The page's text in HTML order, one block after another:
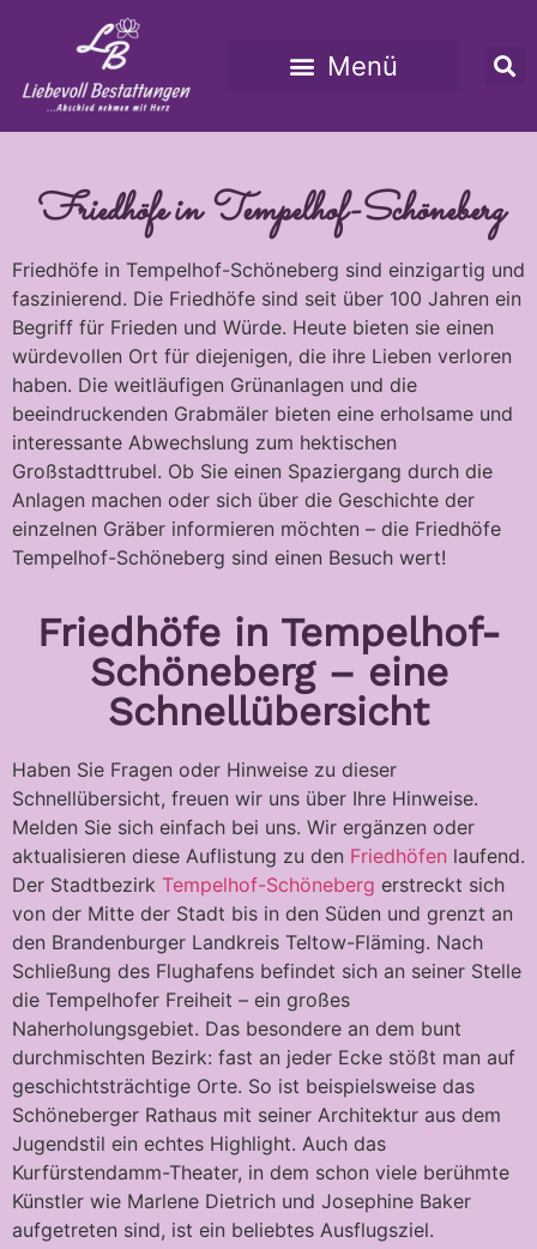
Friedhöfe in Tempelhof-Schöneberg
Friedhöfe in Tempelhof-Schöneberg sind einzigartig und
faszinierend. Die Friedhöfe sind seit über 100 Jahren ein
Begriff für Frieden und Würde. Heute bieten sie einen
würdevollen Ort für diejenigen, die ihre Lieben verloren
haben. Die weitläufigen Grünanlagen und die
beeindruckenden Grabmäler bieten eine erholsame und
interessante Abwechslung zum hektischen
Großstadttrubel. Ob Sie einen Spaziergang durch die
Anlagen machen oder sich über die Geschichte der
einzelnen Gräber informieren möchten – die Friedhöfe
Tempelhof-Schöneberg sind einen Besuch wert!
Friedhöfe in Tempelhof-
Schöneberg – eine
Schnellübersicht
Haben Sie Fragen oder Hinweise zu dieser
Schnellübersicht, freuen wir uns über Ihre Hinweise.
Melden Sie sich einfach bei uns. Wir ergänzen oder
aktualisieren diese Auflistung zu den Friedhöfen laufend.
Der Stadtbezirk Tempelhof-Schöneberg erstreckt sich
von der Mitte der Stadt bis in den Süden und grenzt an
den Brandenburger Landkreis Teltow-Fläming. Nach
Schließung des Flughafens befindet sich an seiner Stelle
die Tempelhofer Freiheit – ein großes
Naherholungsgebiet. Das besondere an dem bunt
durchmischten Bezirk: fast an jeder Ecke stößt man auf
geschichtsträchtige Orte. So ist beispielsweise das
Schöneberger Rathaus mit seiner Architektur aus dem
Jugendstil ein echtes Highlight. Auch das
Kurfürstendamm-Theater, in dem schon viele berühmte
Künstler wie Marlene Dietrich und Josephine Baker
aufgetreten sind, ist ein beliebtes Ausflugsziel.